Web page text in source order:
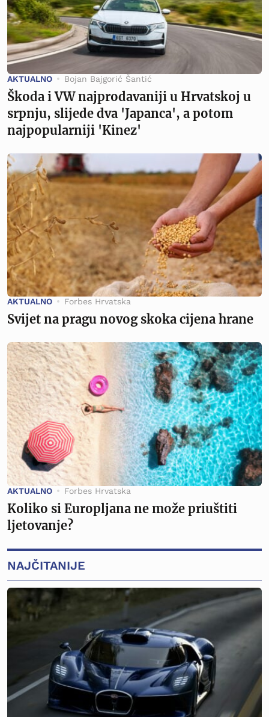
AKTUALNO Bojan Bajgorić Šantić
Škoda i VW najprodavaniji u Hrvatskoj u
srpnju, slijede dva 'Japanca', a potom
najpopularniji 'Kinez'
AKTUALNO Forbes Hrvatska
Svijet na pragu novog skoka cijena hrane
AKTUALNO Forbes Hrvatska
Koliko si Europljana ne može priuštiti
ljetovanje?
NAJČITANIJE